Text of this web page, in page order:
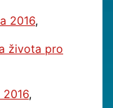
2016,
života pro
,